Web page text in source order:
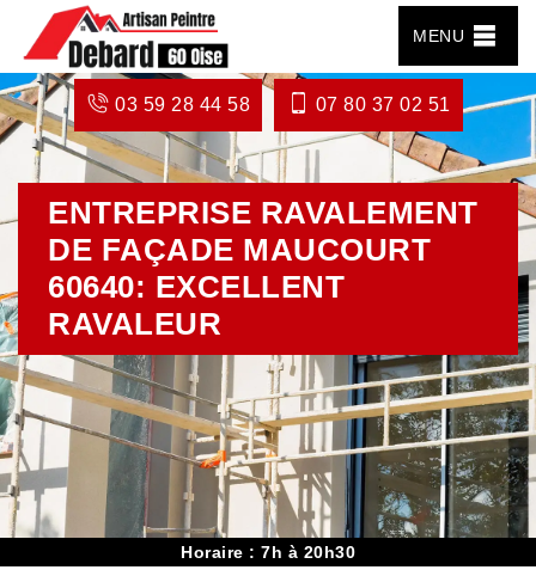
MENU
03 59 28 44 58 07 80 37 02 51
ENTREPRISE RAVALEMENT
DE FAÇADE MAUCOURT
60640: EXCELLENT
RAVALEUR
Horaire : 7h à 20h30